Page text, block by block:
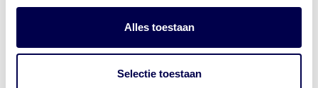
Alles toestaan
Selectie toestaan
Hierdoor hebben ze nauwelijks zicht op
tegemoetkomende tegenliggers. Zeker op kronkelige
bergweggetjes levert dit levensgevaarlijke situaties op.